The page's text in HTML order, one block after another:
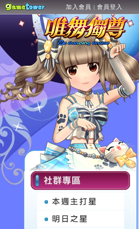
加入會員 | 會員登入